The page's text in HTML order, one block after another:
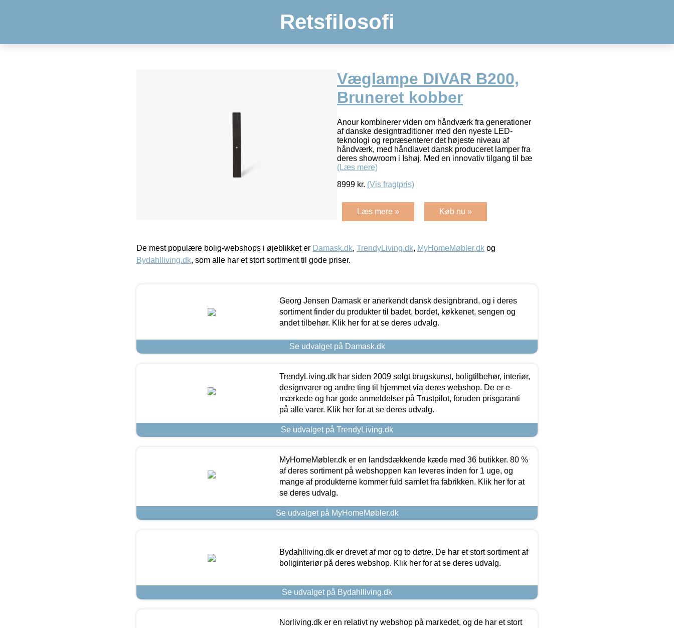
Retsfilosofi
Væglampe DIVAR B200,
Bruneret kobber
Anour kombinerer viden om håndværk fra generationer
af danske designtraditioner med den nyeste LED-
teknologi og repræsenterer det højeste niveau af
håndværk, med håndlavet dansk produceret lamper fra
deres showroom i Ishøj. Med en innovativ tilgang til bæ
(Læs mere)
8999 kr. (Vis fragtpris)
Læs mere » Køb nu »
De mest populære bolig-webshops i øjeblikket er Damask.dk, TrendyLiving.dk, MyHomeMøbler.dk og
Bydahlliving.dk, som alle har et stort sortiment til gode priser.
Georg Jensen Damask er anerkendt dansk designbrand, og i deres
sortiment finder du produkter til badet, bordet, køkkenet, sengen og
andet tilbehør. Klik her for at se deres udvalg.
Se udvalget på Damask.dk
TrendyLiving.dk har siden 2009 solgt brugskunst, boligtilbehør, interiør,
designvarer og andre ting til hjemmet via deres webshop. De er e-
mærkede og har gode anmeldelser på Trustpilot, foruden prisgaranti
på alle varer. Klik her for at se deres udvalg.
Se udvalget på TrendyLiving.dk
MyHomeMøbler.dk er en landsdækkende kæde med 36 butikker. 80 %
af deres sortiment på webshoppen kan leveres inden for 1 uge, og
mange af produkterne kommer fuld samlet fra fabrikken. Klik her for at
se deres udvalg.
Se udvalget på MyHomeMøbler.dk
Bydahlliving.dk er drevet af mor og to døtre. De har et stort sortiment af
boliginteriør på deres webshop. Klik her for at se deres udvalg.
Se udvalget på Bydahlliving.dk
Norliving.dk er en relativt ny webshop på markedet, og de har et stort